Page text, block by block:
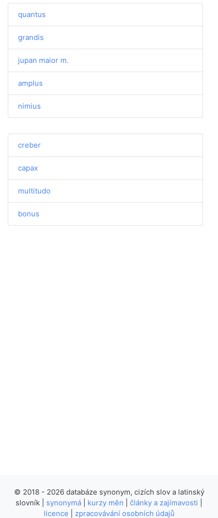
quantus
grandis
jupan maior m.
amplus
nimius
creber
capax
multitudo
bonus
© 2018 - 2026 databáze synonym, cizích slov a latinský
slovník | synonymá kurzy měn články a zajímavosti
licence
zpracovávání osobních údajů